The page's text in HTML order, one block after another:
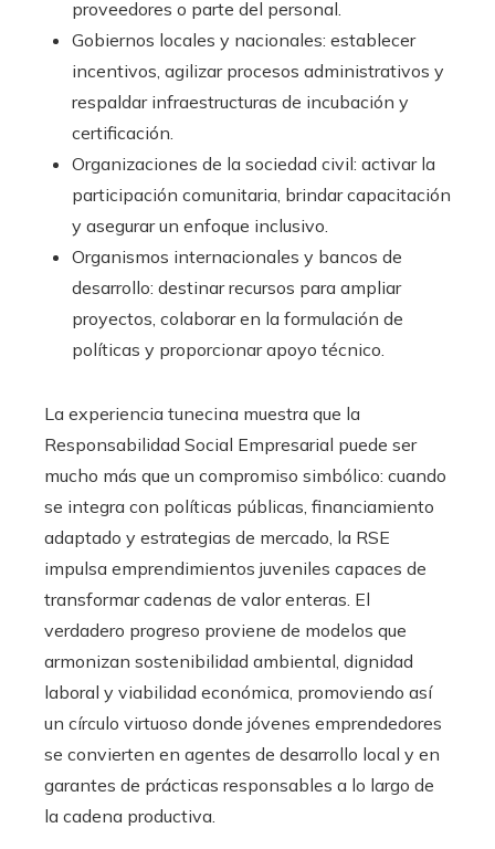
proveedores o parte del personal.
Gobiernos locales y nacionales: establecer
incentivos, agilizar procesos administrativos y
respaldar infraestructuras de incubación y
certificación.
Organizaciones de la sociedad civil: activar la
participación comunitaria, brindar capacitación
y asegurar un enfoque inclusivo.
Organismos internacionales y bancos de
desarrollo: destinar recursos para ampliar
proyectos, colaborar en la formulación de
políticas y proporcionar apoyo técnico.
La experiencia tunecina muestra que la
Responsabilidad Social Empresarial puede ser
mucho más que un compromiso simbólico: cuando
se integra con políticas públicas, financiamiento
adaptado y estrategias de mercado, la RSE
impulsa emprendimientos juveniles capaces de
transformar cadenas de valor enteras. El
verdadero progreso proviene de modelos que
armonizan sostenibilidad ambiental, dignidad
laboral y viabilidad económica, promoviendo así
un círculo virtuoso donde jóvenes emprendedores
se convierten en agentes de desarrollo local y en
garantes de prácticas responsables a lo largo de
la cadena productiva.